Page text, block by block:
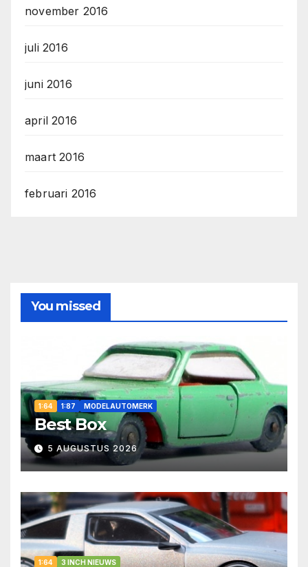
november 2016
juli 2016
juni 2016
april 2016
maart 2016
februari 2016
You missed
1:64 1:87 MODELAUTOMERK
Best Box
5 AUGUSTUS 2026
1:64 3 INCH NIEUWS